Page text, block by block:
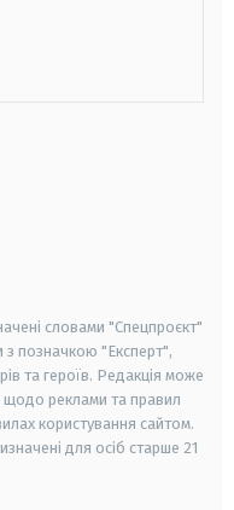
словами "Спецпроєкт"
з позначкою "Експерт",
та героїв. Редакція може
щодо реклами та правил
користування сайтом.
для осіб старше 21